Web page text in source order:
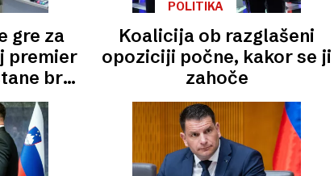
gre za
premier
brez
POLITIKA
Koalicija ob razglašeni
opoziciji počne, kakor se ji
zahoče